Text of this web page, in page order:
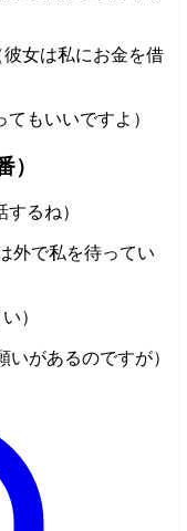
彼女は私にお金を借
てもいいですよ）
）
するね）
外で私を待ってい
）
いがあるのですが）